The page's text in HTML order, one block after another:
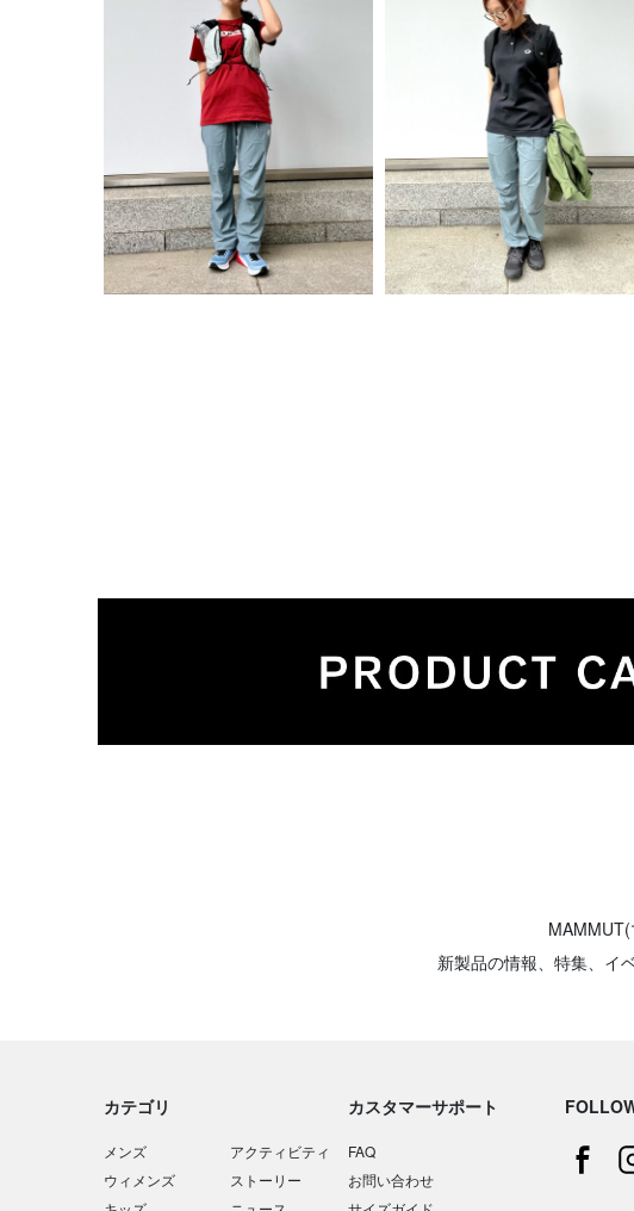
MAMMUT(
新製品の情報、特集、イ
カテゴリ
メンズ
ウィメンズ
アクティビティ
ストーリー
カスタマーサポート
FAQ
お問い合わせ